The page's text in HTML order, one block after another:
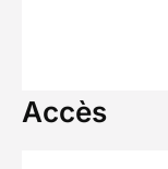
Accès